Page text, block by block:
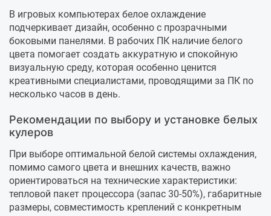
В игровых компьютерах белое охлаждение
подчеркивает дизайн, особенно с прозрачными
боковыми панелями. В рабочих ПК наличие белого
цвета помогает создать аккуратную и спокойную
визуальную среду, которая особенно ценится
креативными специалистами, проводящими за ПК по
несколько часов в день.
Рекомендации по выбору и установке белых
кулеров
При выборе оптимальной белой системы охлаждения,
помимо самого цвета и внешних качеств, важно
ориентироваться на технические характеристики:
тепловой пакет процессора (запас 30-50%), габаритные
размеры, совместимость креплений с конкретным